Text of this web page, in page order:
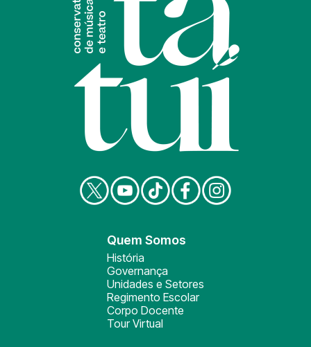
Quem Somos
História
Governança
Unidades e Setores
Regimento Escolar
Corpo Docente
Tour Virtual